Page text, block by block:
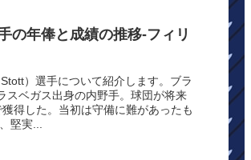
の年俸と成績の推移-フィリ
）選手について紹介します。ブラ
スベガス出身の内野手。球団が将来
得した。当初は守備に難があったも
堅実...